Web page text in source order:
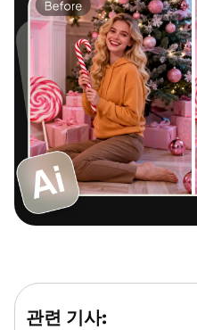
관련 기사: